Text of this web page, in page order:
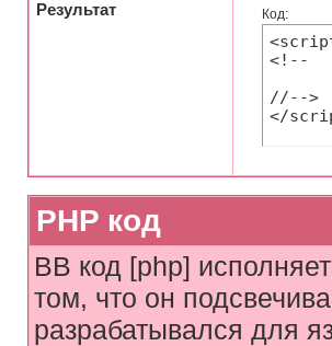
Результат
Код:
<!--
//-->
</
PHP код
BB код [php]
том, что он
разрабатывался для